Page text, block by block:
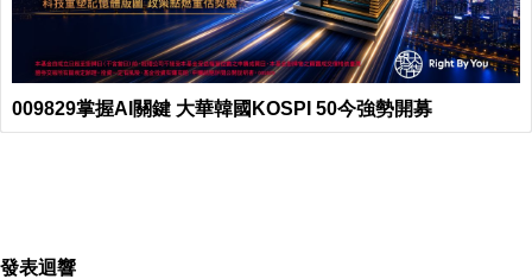
009829掌握AI關鍵 大華韓國KOSPI 50今強勢開募
發表迴響